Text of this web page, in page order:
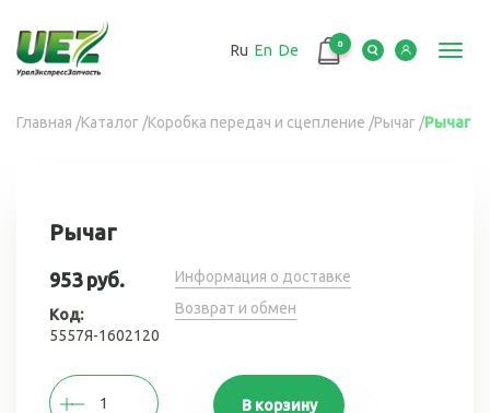
основному
содержанию
Ru En De 0
Вы
Главная /Каталог /Коробка передач и сцепление /Рычаг /Рычаг
Рычаг
953 руб.
Код:
5557Я-1602120
Информация о доставке
Возврат и обмен
В корзину